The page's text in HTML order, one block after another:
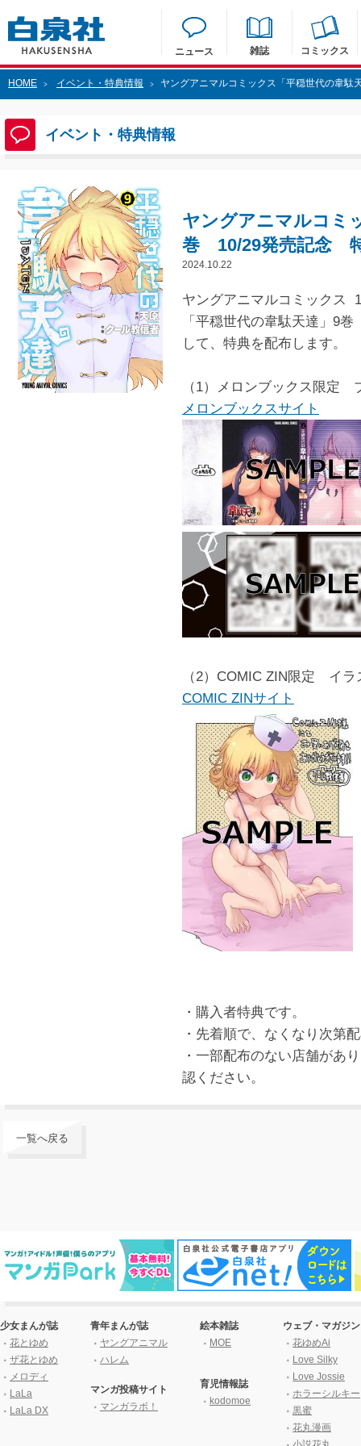
ニュース 雑誌 コミックス
HOME > イベント・特典情報 > ヤングアニマルコミックス「平穏世代の韋
イベント・特典情報
ヤングアニマルコミ
巻 10/29発売記念
2024.10.22
ヤングアニマルコミックス
「平穏世代の韋駄天達」9
して、特典を配布します。
（1）メロンブックス限定
メロンブックスサイト
（2）COMIC ZIN限定 イラ
COMIC ZINサイト
・購入者特典です。
・先着順で、なくなり次第
・一部配布のない店舗があ
認ください。
一覧へ戻る
少女まんが誌
花とゆめ
ザ花とゆめ
メロディ
LaLa
LaLa DX
青年まんが誌
ヤングアニマル
ハレム
マンガ投稿サイト
マンガラボ！
絵本雑誌
MOE
育児情報誌
kodomoe
ウェブ・マガジン
花ゆめAi
Love Silky
Love Jossie
ホラーシルキー
黒蜜
花丸漫画